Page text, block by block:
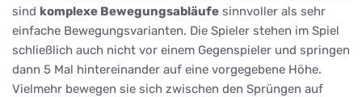
sind komplexe Bewegungsabläufe sinnvoller als sehr
einfache Bewegungsvarianten. Die Spieler stehen im Spiel
schließlich auch nicht vor einem Gegenspieler und springen
dann 5 Mal hintereinander auf eine vorgegebene Höhe.
Vielmehr bewegen sie sich zwischen den Sprüngen auf